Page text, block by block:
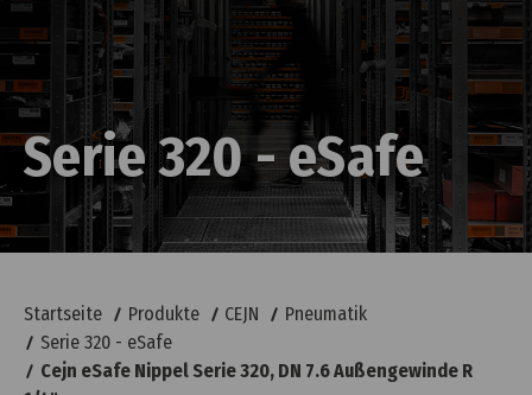
Serie 320 - eSafe
Startseite Produkte CEJN
Pneumatik
Serie 320 - eSafe
Cejn eSafe Nippel Serie 320, DN 7.6 Außengewinde R